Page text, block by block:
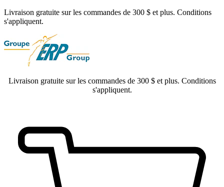
Livraison gratuite sur les commandes de 300 $ et plus. Conditions
s'appliquent.
Livraison gratuite sur les commandes de 300 $ et plus. Conditions
s'appliquent.